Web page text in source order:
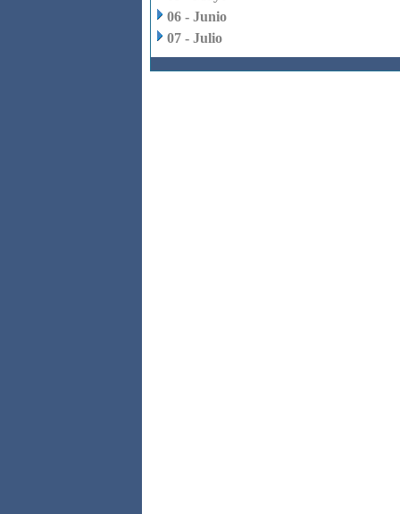
06 - Junio
07 - Julio